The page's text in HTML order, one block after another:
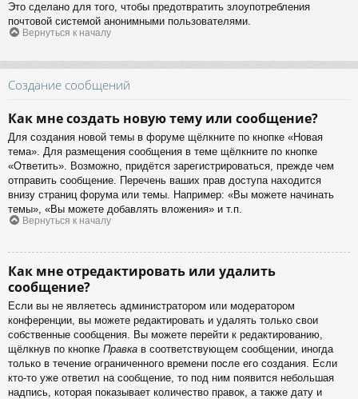
Это сделано для того, чтобы предотвратить злоупотребления
почтовой системой анонимными пользователями.
Вернуться к началу
Создание сообщений
Как мне создать новую тему или сообщение?
Для создания новой темы в форуме щёлкните по кнопке «Новая
тема». Для размещения сообщения в теме щёлкните по кнопке
«Ответить». Возможно, придётся зарегистрироваться, прежде чем
отправить сообщение. Перечень ваших прав доступа находится
внизу страниц форума или темы. Например: «Вы можете начинать
темы», «Вы можете добавлять вложения» и т.п.
Вернуться к началу
Как мне отредактировать или удалить
сообщение?
Если вы не являетесь администратором или модератором
конференции, вы можете редактировать и удалять только свои
собственные сообщения. Вы можете перейти к редактированию,
щёлкнув по кнопке Правка в соответствующем сообщении, иногда
только в течение ограниченного времени после его создания. Если
кто-то уже ответил на сообщение, то под ним появится небольшая
надпись, которая показывает количество правок, а также дату и